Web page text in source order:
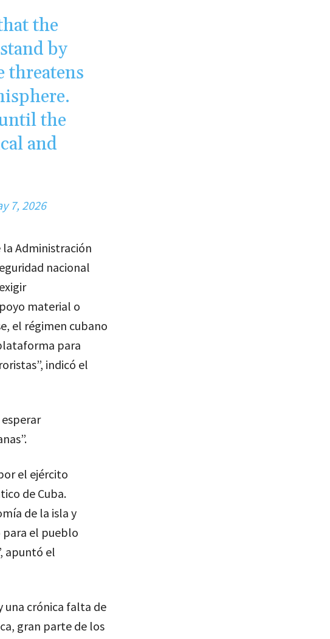
the
by
threatens
the
and
7, 2026
la Administración
nacional
material o
el régimen cubano
para
indicó el
el ejército
de Cuba.
de la isla y
para el pueblo
apuntó el
una crónica falta de
gran parte de los